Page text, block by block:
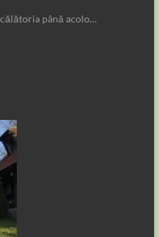
până acolo…